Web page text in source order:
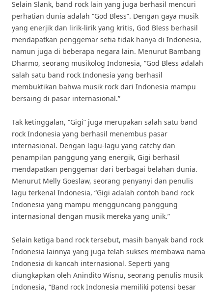
Selain Slank, band rock lain yang juga berhasil mencuri
perhatian dunia adalah “God Bless”. Dengan gaya musik
yang enerjik dan lirik-lirik yang kritis, God Bless berhasil
mendapatkan penggemar setia tidak hanya di Indonesia,
namun juga di beberapa negara lain. Menurut Bambang
Dharmo, seorang musikolog Indonesia, “God Bless adalah
salah satu band rock Indonesia yang berhasil
membuktikan bahwa musik rock dari Indonesia mampu
bersaing di pasar internasional.”
Tak ketinggalan, “Gigi” juga merupakan salah satu band
rock Indonesia yang berhasil menembus pasar
internasional. Dengan lagu-lagu yang catchy dan
penampilan panggung yang energik, Gigi berhasil
mendapatkan penggemar dari berbagai belahan dunia.
Menurut Melly Goeslaw, seorang penyanyi dan penulis
lagu terkenal Indonesia, “Gigi adalah contoh band rock
Indonesia yang mampu mengguncang panggung
internasional dengan musik mereka yang unik.”
Selain ketiga band rock tersebut, masih banyak band rock
Indonesia lainnya yang juga telah sukses membawa nama
Indonesia di kancah internasional. Seperti yang
diungkapkan oleh Anindito Wisnu, seorang penulis musik
Indonesia, “Band rock Indonesia memiliki potensi besar